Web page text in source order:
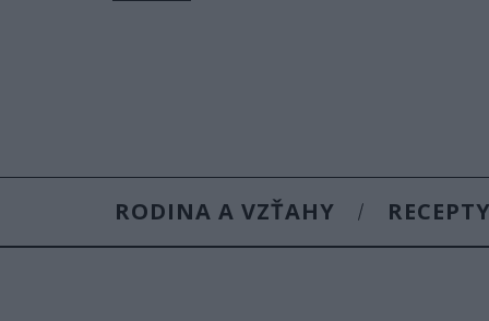
RODINA A VZŤAHY RECEPTY